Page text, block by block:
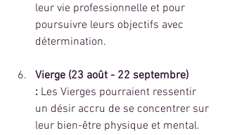
leur vie professionnelle et pour
poursuivre leurs objectifs avec
détermination.
Vierge (23 août - 22 septembre)
: Les Vierges pourraient ressentir
un désir accru de se concentrer sur
leur bien-être physique et mental.